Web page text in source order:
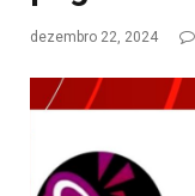
dezembro 22, 2024